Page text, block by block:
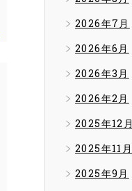
2026年7月
2026年6月
2026年3月
2026年2月
2025年12月
2025年11月
2025年9月